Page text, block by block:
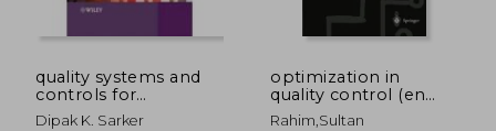
quality systems and
controls for
pharmaceuticals
Dipak K. Sarker
optimization in
quality control (en
Inglés)
Rahim,sultan